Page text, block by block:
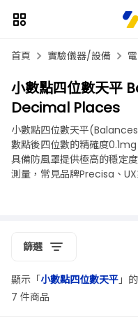
首頁 實驗儀器/設備
小數點四位數天平
Decimal Places
小數點四位數天平
數點後四位數的精確度
具備防風罩提供極高的穩定
測量，常見品牌Precisa、UX
篩選
顯示「小數點四位數天平」
7 件商品